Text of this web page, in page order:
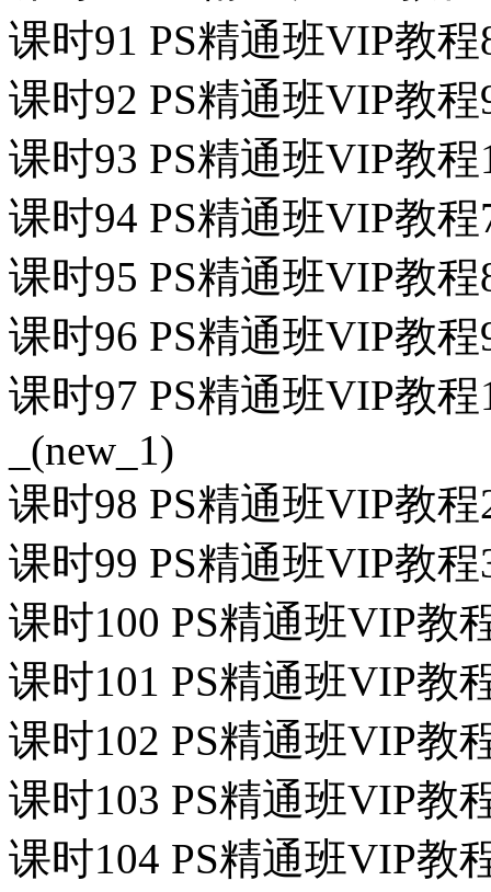
课时91 PS精通班VIP教
课时92 PS精通班VIP教
课时93 PS精通班VIP教
课时94 PS精通班VIP教
课时95 PS精通班VIP教
课时96 PS精通班VIP教
课时97 PS精通班VIP教
_(new_1)
课时98 PS精通班VIP教
课时99 PS精通班VIP教
课时100 PS精通班VIP教
课时101 PS精通班VIP教
课时102 PS精通班VIP教
课时103 PS精通班VIP教
课时104 PS精通班VIP教